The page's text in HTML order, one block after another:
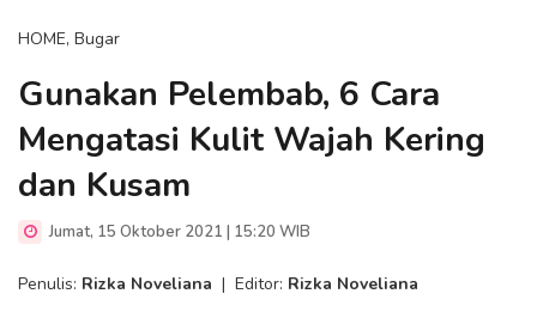
HOME, Bugar
Gunakan Pelembab, 6 Cara
Mengatasi Kulit Wajah Kering
dan Kusam
Jumat, 15 Oktober 2021 | 15:20 WIB
Penulis: Rizka Noveliana | Editor: Rizka Noveliana